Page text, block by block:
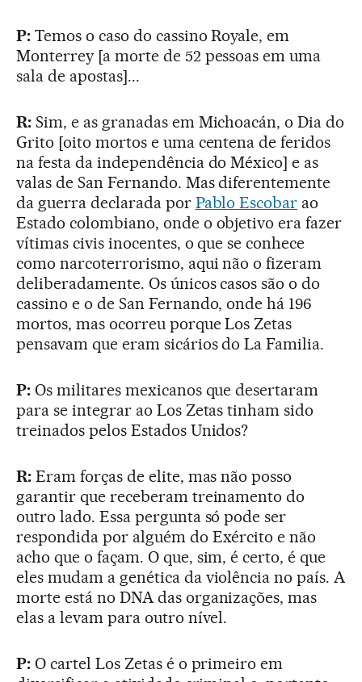
P:Temos o caso do cassino Royale, em
Monterrey [a morte de 52 pessoas em uma
sala de apostas]...
R:Sim, e as granadas em Michoacán, o Dia do
Grito [oito mortos e uma centena de feridos
na festa da independência do México] e as
valas de San Fernando. Mas diferentemente
da guerra declarada por Pablo Escobar ao
Estado colombiano, onde o objetivo era fazer
vítimas civis inocentes, o que se conhece
como narcoterrorismo, aqui não o fizeram
deliberadamente. Os únicos casos são o do
cassino e o de San Fernando, onde há 196
mortos, mas ocorreu porque Los Zetas
pensavam que eram sicários do La Familia.
P:Os militares mexicanos que desertaram
para se integrar ao Los Zetas tinham sido
treinados pelos Estados Unidos?
R:Eram forças de elite, mas não posso
garantir que receberam treinamento do
outro lado. Essa pergunta só pode ser
respondida por alguém do Exército e não
acho que o façam. O que, sim, é certo, é que
eles mudam a genética da violência no país. A
morte está no DNA das organizações, mas
elas a levam para outro nível.
P:O cartel Los Zetas é o primeiro em